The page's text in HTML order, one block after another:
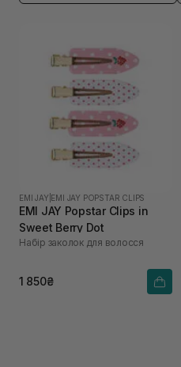
EMI JAY EMI JAY POPSTAR CLIPS
EMI JAY Popstar Clips in
Sweet Berry Dot
Набір заколок для волосся
1 850₴